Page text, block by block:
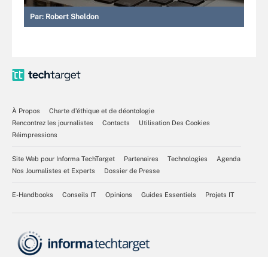
Par: Robert Sheldon
À Propos
Charte d’éthique et de déontologie
Rencontrez les journalistes
Contacts
Utilisation Des Cookies
Réimpressions
Site Web pour Informa TechTarget Partenaires Technologies
Agenda
Nos Journalistes et Experts
Dossier de Presse
E-Handbooks Conseils IT Opinions Guides Essentiels Projets IT